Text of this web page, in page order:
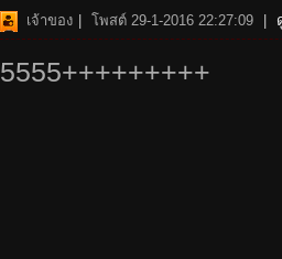
เจ้าของ โพสต์ 29-1-2016 22:27:09
5555+++++++++